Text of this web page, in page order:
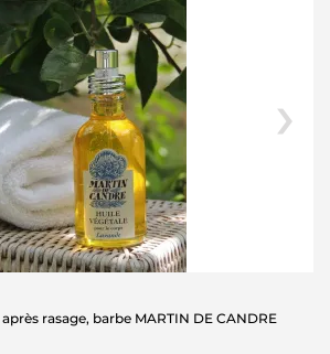
rasage, barbe MARTIN DE CANDRE